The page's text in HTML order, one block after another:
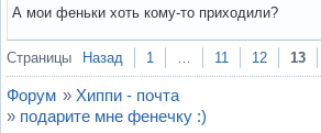
А мои феньки хоть кому-то приходили?
Вне форума
Страницы Назад 1 … 11 12 13
Форум » Хиппи - почта
» подарите мне фенечку :)